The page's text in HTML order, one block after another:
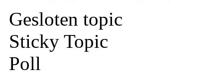
Gesloten topic
Sticky Topic
Poll